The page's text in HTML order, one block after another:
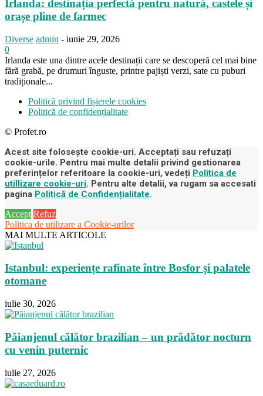
Irlanda: destinația perfectă pentru natură, castele și
orașe pline de farmec
Diverse admin - iunie 29, 2026
0
Irlanda este una dintre acele destinații care se descoperă cel mai bine
fără grabă, pe drumuri înguste, printre pajiști verzi, sate cu puburi
tradiționale...
Politică privind fișierele cookies
Politică de confidențialitate
© Profet.ro
Acest site folosește cookie-uri. Acceptați sau refuzați
cookie-urile. Pentru mai multe detalii privind gestionarea
preferințelor referitoare la cookie-uri, vedeți Politica de
utillizare cookie-uri. Pentru alte detalii, va rugam sa accesati
pagina Politică de Confidențialitate.
Accept Refuz
Politica de utilizare a Cookie-urilor
MAI MULTE ARTICOLE
Istanbul: experiențe rafinate între Bosfor și palatele
otomane
iulie 30, 2026
Păianjenul călător brazilian – un prădător nocturn
cu venin puternic
iulie 27, 2026